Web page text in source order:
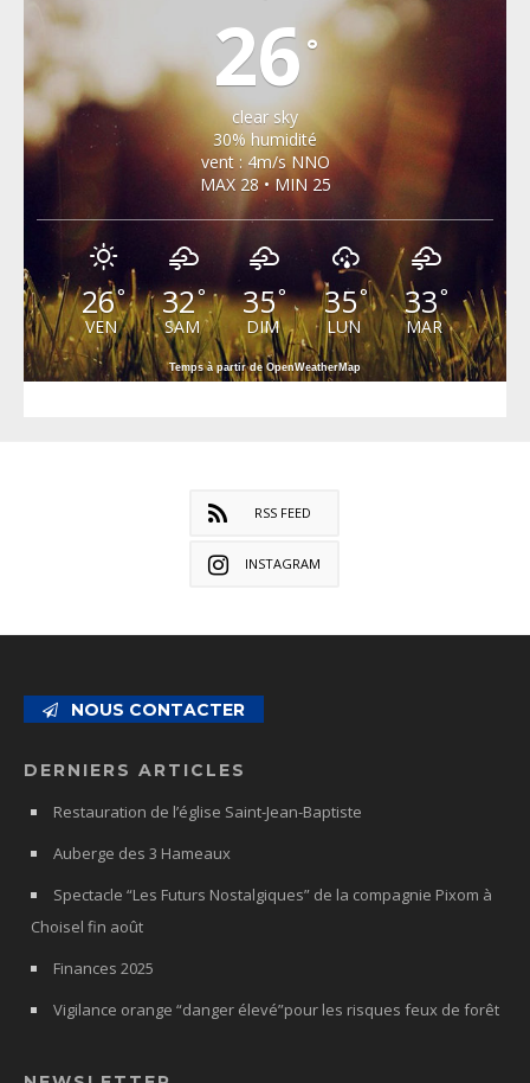
26 °
clear sky
30% humidité
vent : 4m/s NNO
MAX 28 • MIN 25
26°
VEN
32°
SAM
35°
DIM
35°
LUN
33°
MAR
Temps à partir de OpenWeatherMap
RSS FEED
INSTAGRAM
NOUS CONTACTER
DERNIERS ARTICLES
Restauration de l’église Saint-Jean-Baptiste
Auberge des 3 Hameaux
Spectacle “Les Futurs Nostalgiques” de la compagnie Pixom à
Choisel fin août
Finances 2025
Vigilance orange “danger élevé”pour les risques feux de forêt